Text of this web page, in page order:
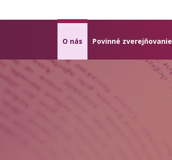
O nás Povinné zverejňovanie